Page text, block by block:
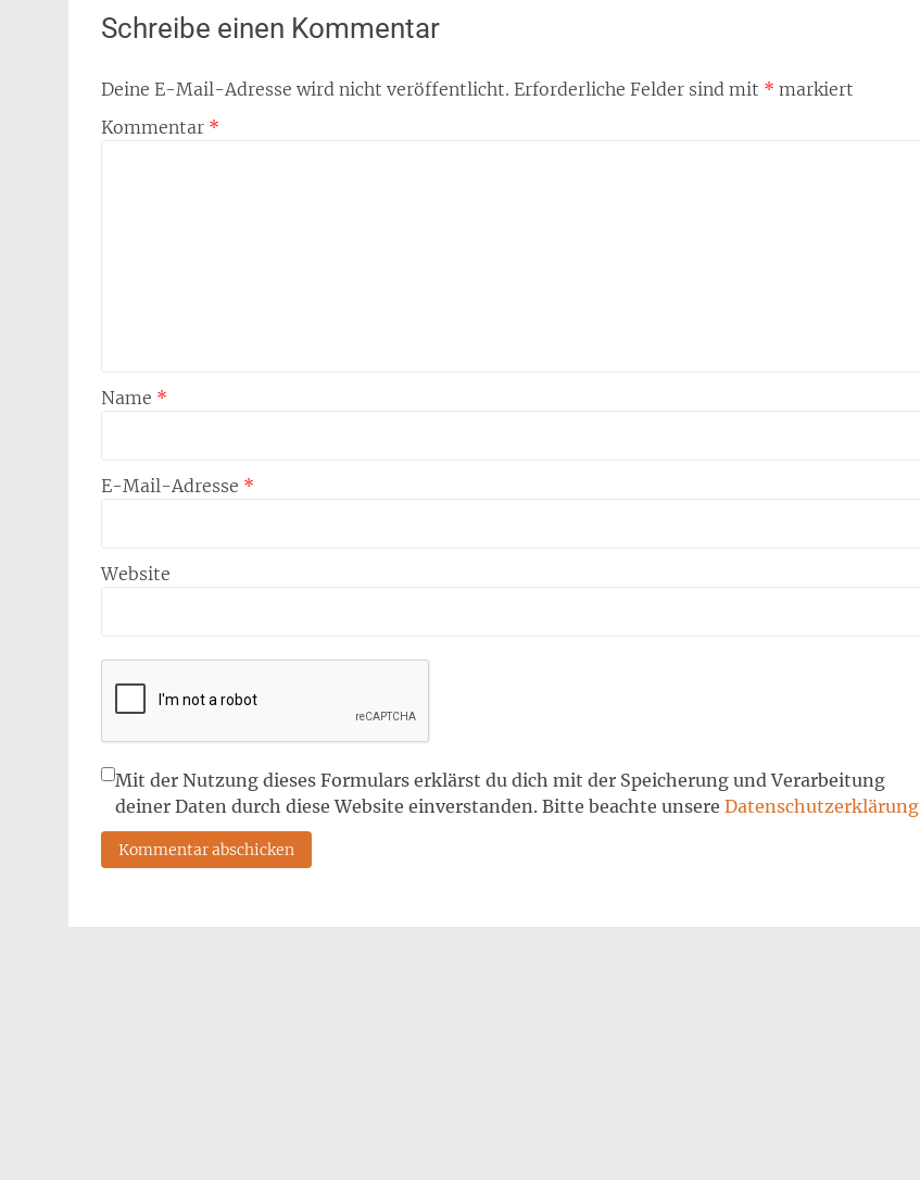
Schreibe einen Kommentar
Deine E-Mail-Adresse wird nicht veröffentlicht. Erforderliche Felder sind mit * markiert
Kommentar *
Name *
E-Mail-Adresse *
Website
Mit der Nutzung dieses Formulars erklärst du dich mit der Speicherung und Verarbeitung
deiner Daten durch diese Website einverstanden. Bitte beachte unsere Datenschutzerklärung